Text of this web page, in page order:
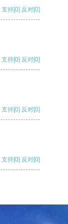
支持[0] 反对[0]
支持[0] 反对[0]
支持[0] 反对[0]
支持[0] 反对[0]